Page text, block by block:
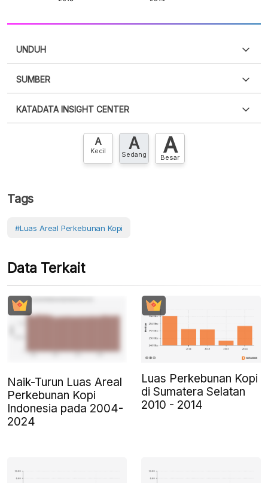
UNDUH
XLS
SUMBER
punya akun?Silakan Daftar sekarang
KATADATA INSIGHT CENTER
Hubungi sekarang »
A
Kecil A
Sedang A
Besar
Tags
#Luas Areal Perkebunan Kopi
Data Terkait
Naik-Turun Luas Areal
Perkebunan Kopi
Indonesia pada 2004-
2024
Luas Perkebunan Kopi
di Sumatera Selatan
2010 - 2014